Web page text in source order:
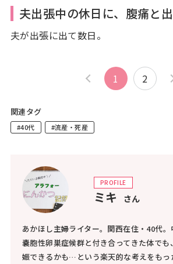
夫出張中の休日に、腹痛と
夫が出張に出て数日。
1 2
関連タグ
#40代 #流産・死産
PROFILE
ミキ さん
あかほし主婦ライター。関西在住・40代
嚢胞性卵巣症候群と付き合ってきた体でも
娠できるかも…という楽天的な考えをもっ